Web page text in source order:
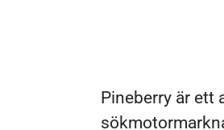
Pineberry är ett